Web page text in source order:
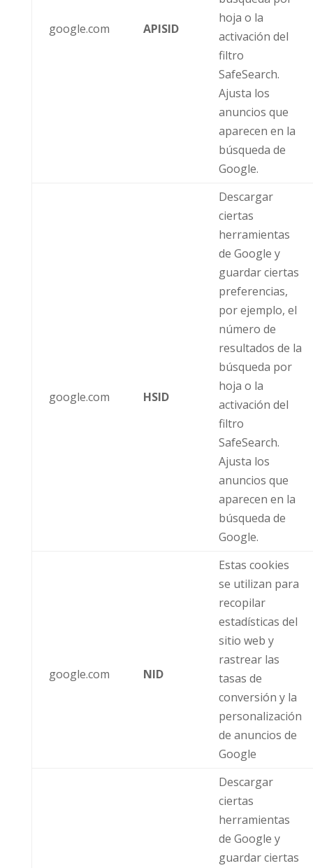
google.com APISID
hoja o la
activación del
filtro
SafeSearch.
Ajusta los
anuncios que
aparecen en la
búsqueda de
Google.
google.com HSID
Descargar
ciertas
herramientas
de Google y
guardar ciertas
preferencias,
por ejemplo, el
número de
resultados de la
búsqueda por
hoja o la
activación del
filtro
SafeSearch.
Ajusta los
anuncios que
aparecen en la
búsqueda de
Google.
google.com NID
Estas cookies
se utilizan para
recopilar
estadísticas del
sitio web y
rastrear las
tasas de
conversión y la
personalización
de anuncios de
Google
Descargar
ciertas
herramientas
de Google y
guardar ciertas